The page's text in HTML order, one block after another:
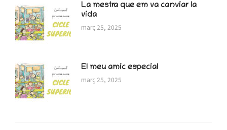
La mestra que em va canviar la
vida
març 25, 2025
El meu amic especial
març 25, 2025